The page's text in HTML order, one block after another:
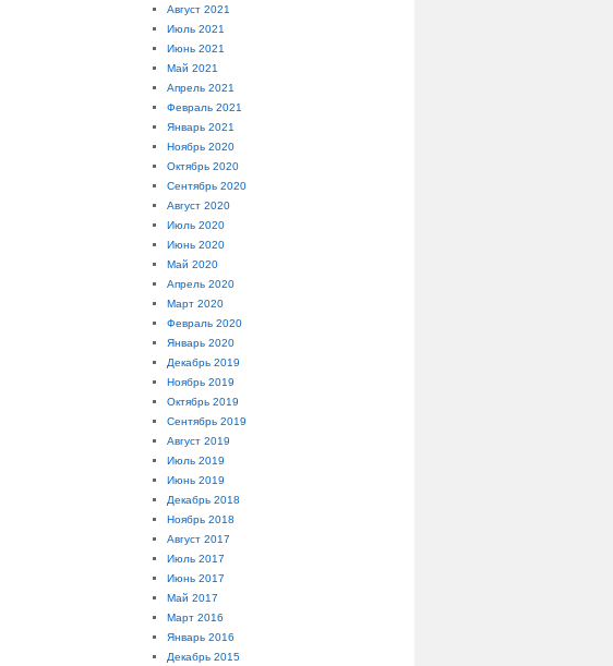
Август 2021
Июль 2021
Июнь 2021
Май 2021
Апрель 2021
Февраль 2021
Январь 2021
Ноябрь 2020
Октябрь 2020
Сентябрь 2020
Август 2020
Июль 2020
Июнь 2020
Май 2020
Апрель 2020
Март 2020
Февраль 2020
Январь 2020
Декабрь 2019
Ноябрь 2019
Октябрь 2019
Сентябрь 2019
Август 2019
Июль 2019
Июнь 2019
Декабрь 2018
Ноябрь 2018
Август 2017
Июль 2017
Июнь 2017
Май 2017
Март 2016
Январь 2016
Декабрь 2015